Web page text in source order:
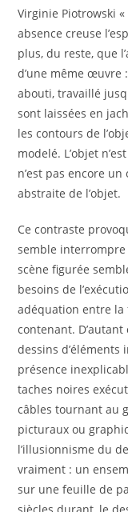
Virginie Piotrowski
absence creuse
plus, du reste, que
d’une même œuvre
abouti, travaillé
sont laissées en
les contours de
modelé. L’objet
n’est pas encore
abstraite de l’objet.
Ce contraste
semble interrompre
scène figurée
besoins de
adéquation entre la
contenant.
dessins
présence
taches noires
câbles tournant au
picturaux ou
l’illusionnisme du
vraiment : un
sur une feuille de